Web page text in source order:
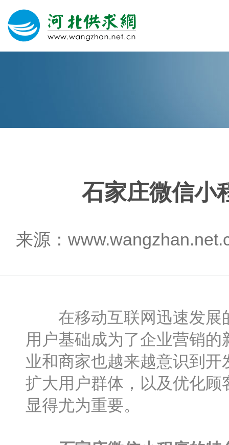
石家庄微信小
来源：
在移动互联网迅速发展
用户基础成为了企业营销
业和商家也越来越意识到
扩大用户群体，以及优化
显得尤为重要。